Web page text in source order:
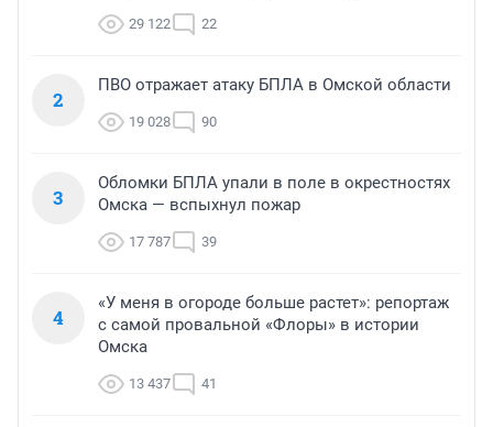
29 122 22
2
ПВО отражает атаку БПЛА в Омской области
19 028 90
3
Обломки БПЛА упали в поле в окрестностях
Омска — вспыхнул пожар
17 787 39
4
«У меня в огороде больше растет»: репортаж
с самой провальной «Флоры» в истории
Омска
13 437 41